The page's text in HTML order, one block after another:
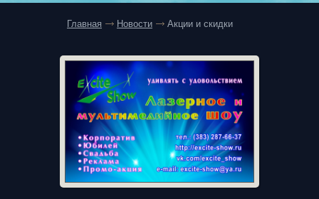
Главная Новости Акции и скидки